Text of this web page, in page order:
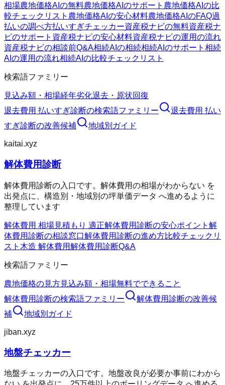
相場農地価格AIの無料農地価格AIのサポート 農地価格AIの比
較チェックリスト 農地価格AIの安心材料農地価格AIのFAQ過
払いの調べ方払いすぎチェッカー資産税ナビの無料資産税ナ
ビのサポート 資産税ナビの安心材料資産税ナビの運用の流れ
資産税ナビの相談前Q&A相続AIの相続相続AIのサポート 相続
AIの運用の流れ相続AIの比較チェックリスト
検索語ファミリー
見込み額・相場経年劣化退去・原状回復
退去費用 払いすぎ診断の検索語ファミリー
退去費用 払い
すぎ診断の改善候補 地域別ガイド
kaitai.xyz
解体費用診断
解体費用診断の入口です。解体費用の相場がわからない を
出発点に、構造別・地域別の坪単価データ へ進めるように
整理しています
解体費用 相場見積もり 適正解体費用診断の安心ポイント 解
体費用診断の相談窓口解体費用診断の進め方比較チェックリ
スト 木造 解体費用解体費用診断Q&A
検索語ファミリー
農地価格の見方見込み額・相場無料でできること
解体費用診断の検索語ファミリー 解体費用診断の改善候
補
地域別ガイド
jiban.xyz
地盤チェッカー
地盤チェッカーの入口です。地盤改良が必要か事前にわから